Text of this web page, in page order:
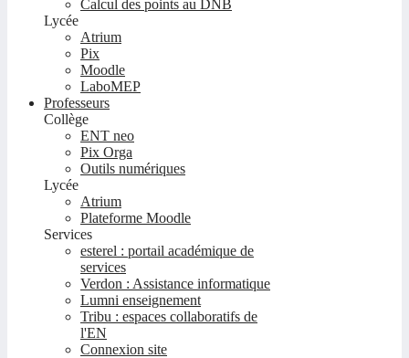
Calcul des points au DNB
Lycée
Atrium
Pix
Moodle
LaboMEP
Professeurs
Collège
ENT neo
Pix Orga
Outils numériques
Lycée
Atrium
Plateforme Moodle
Services
esterel : portail académique de
services
Verdon : Assistance informatique
Lumni enseignement
Tribu : espaces collaboratifs de
l'EN
Connexion site